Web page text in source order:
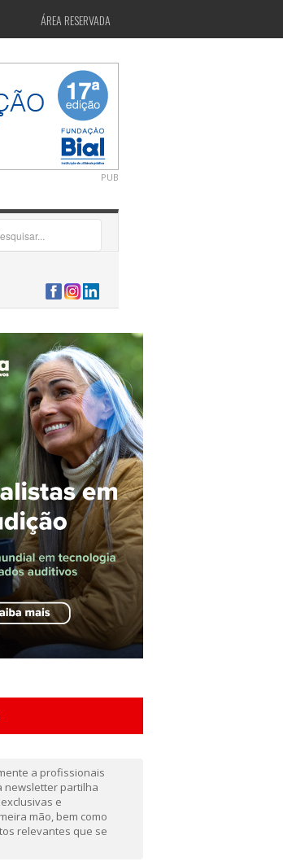
ÁREA RESERVADA
PUB
a profissionais
newsletter partilha
e
mão, bem como
relevantes que se